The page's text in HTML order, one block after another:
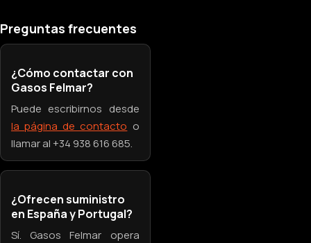
Preguntas frecuentes
¿Cómo contactar con
Gasos Felmar?
Puede escribirnos desde
la página de contacto o
llamar al +34 938 616 685.
¿Ofrecen suministro
en España y Portugal?
Sí. Gasos Felmar opera